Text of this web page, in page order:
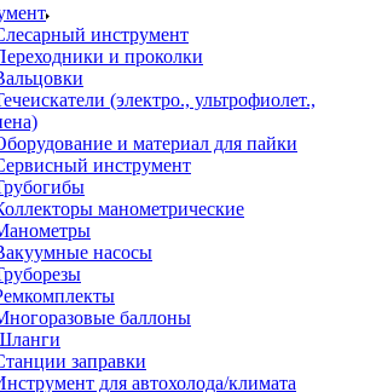
инструмент
и проколки
(электро., ультрофиолет.,
и материал для пайки
инструмент
манометрические
насосы
баллоны
заправки
для автохолода/климата